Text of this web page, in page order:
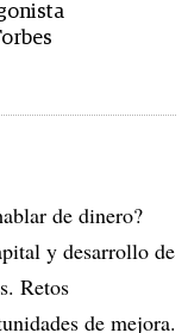
de dinero?
y desarrollo de
Retos
de mejora.